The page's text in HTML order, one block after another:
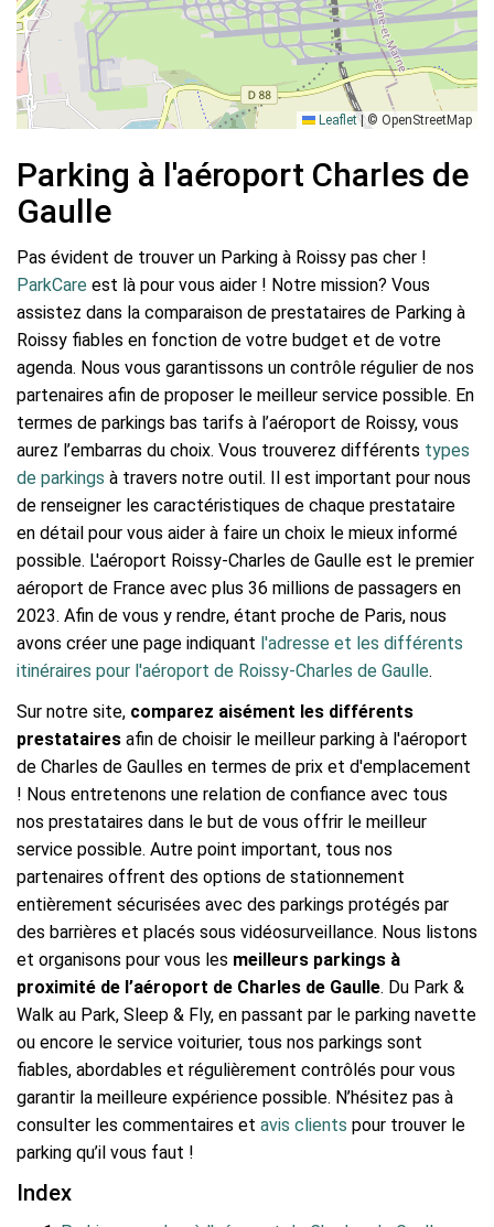
Leaflet |© OpenStreetMap
Parking à l'aéroport Charles de
Gaulle
Pas évident de trouver un Parking à Roissy pas cher !
ParkCare est là pour vous aider ! Notre mission? Vous
assistez dans la comparaison de prestataires de Parking à
Roissy fiables en fonction de votre budget et de votre
agenda. Nous vous garantissons un contrôle régulier de nos
partenaires afin de proposer le meilleur service possible. En
termes de parkings bas tarifs à l’aéroport de Roissy, vous
aurez l’embarras du choix. Vous trouverez différents types
de parkings à travers notre outil. Il est important pour nous
de renseigner les caractéristiques de chaque prestataire
en détail pour vous aider à faire un choix le mieux informé
possible. L'aéroport Roissy-Charles de Gaulle est le premier
aéroport de France avec plus 36 millions de passagers en
2023. Afin de vous y rendre, étant proche de Paris, nous
avons créer une page indiquant l'adresse et les différents
itinéraires pour l'aéroport de Roissy-Charles de Gaulle.
Sur notre site, comparez aisément les différents
prestataires afin de choisir le meilleur parking à l'aéroport
de Charles de Gaulles en termes de prix et d'emplacement
! Nous entretenons une relation de confiance avec tous
nos prestataires dans le but de vous offrir le meilleur
service possible. Autre point important, tous nos
partenaires offrent des options de stationnement
entièrement sécurisées avec des parkings protégés par
des barrières et placés sous vidéosurveillance. Nous listons
et organisons pour vous les meilleurs parkings à
proximité de l’aéroport de Charles de Gaulle. Du Park &
Walk au Park, Sleep & Fly, en passant par le parking navette
ou encore le service voiturier, tous nos parkings sont
fiables, abordables et régulièrement contrôlés pour vous
garantir la meilleure expérience possible. N’hésitez pas à
consulter les commentaires et avis clients pour trouver le
parking qu’il vous faut !
Index